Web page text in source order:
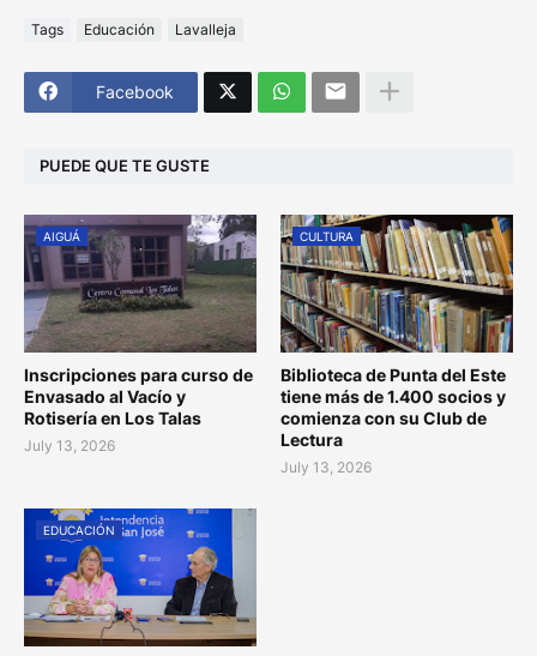
Tags Educación Lavalleja
Facebook
PUEDE QUE TE GUSTE
AIGUÁ
Inscripciones para curso de
Envasado al Vacío y
Rotisería en Los Talas
July 13, 2026
CULTURA
Biblioteca de Punta del Este
tiene más de 1.400 socios y
comienza con su Club de
Lectura
July 13, 2026
EDUCACIÓN